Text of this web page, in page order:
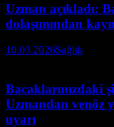
Uzman açıkladı:
dolaşımından
10.03.2026Sağlık
Bacaklarınızdaki
Uzmandan venöz
uyarı